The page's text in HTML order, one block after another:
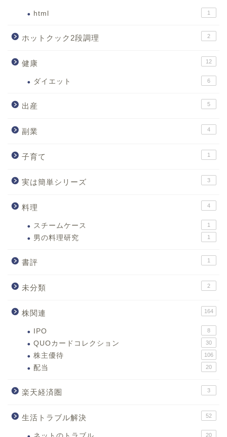
html 1
ホットクック2段調理 2
健康 12
ダイエット 6
出産 5
副業 4
子育て 1
実は簡単シリーズ 3
料理 4
スチームケース 1
男の料理研究 1
書評 1
未分類 2
株関連 164
IPO 8
QUOカードコレクション 30
株主優待 106
配当 20
楽天経済圏 3
生活トラブル解決 52
20